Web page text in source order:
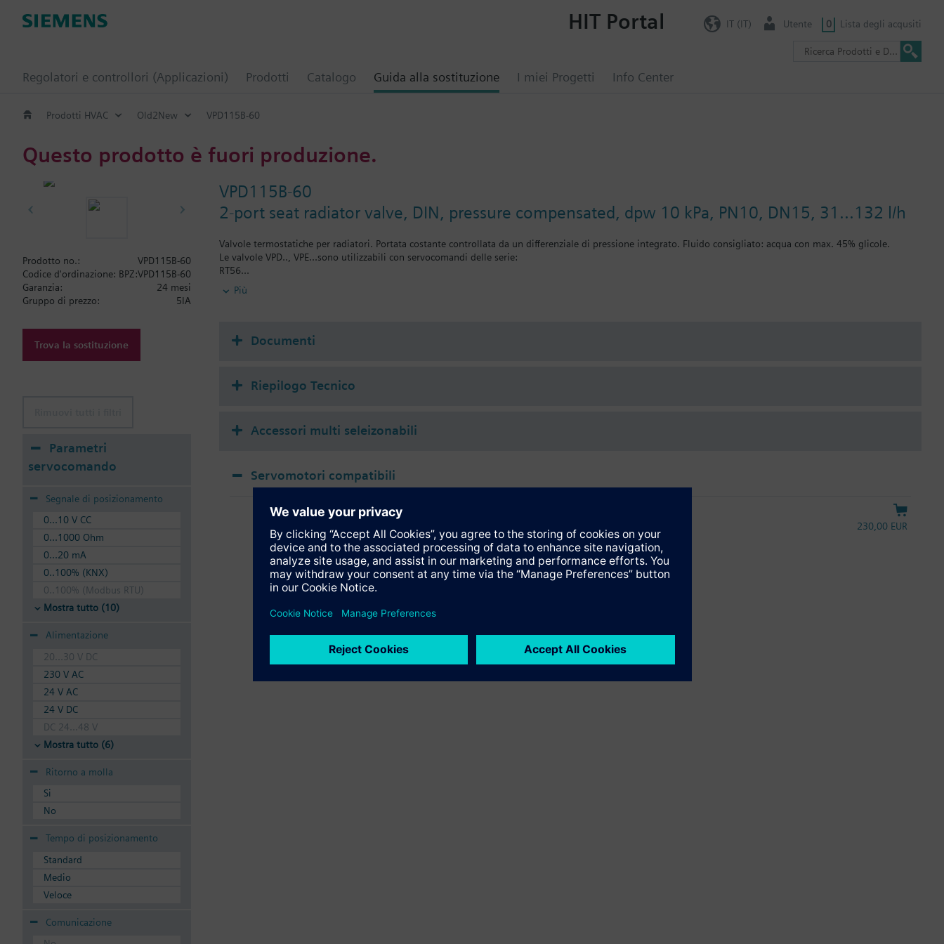
Regolatori e controllori (Applicazioni) Prodotti Catalogo Guida alla sostituzione I miei Progetti Info Center
HIT Portal IT (IT) Utente 0 Lista degli acqusiti
Prodotti HVAC Old2New VPD115B-60
Questo prodotto è fuori produzione.
VPD115B-60
2-port seat radiator valve, DIN, pressure compensated, dpw 10 kPa, PN10, DN15, 31...132 l/h
Valvole termostatiche per radiatori. Portata costante controllata da un differenziale di pressione integrato. Fluido consigliato: acqua con max. 45% glicole.
Le valvole VPD.., VPE...sono utilizzabili con servocomandi delle serie:
RT56...
RT76...
RT86...
SSA...
Informazioni aggiuntive
Suitable media: Water (to VDI 2035), water with anti-freeze.
Più
Prodotto no.:
VPD115B-60
Codice d'ordinazione: BPZ:VPD115B-60
Garanzia:
24 mesi
Gruppo di prezzo:
5IA
Trova la sostituzione
Parametri
servocomando
Segnale di posizionamento
0...10 V CC
0...1000 Ohm
0...20 mA
0..100% (KNX)
0..100% (Modbus RTU)
Mostra tutto (10)
Alimentazione
20...30 V DC
230 V AC
24 V AC
24 V DC
DC 24...48 V
Mostra tutto (6)
Ritorno a molla
Si
No
Tempo di posizionamento
Standard
Medio
Veloce
Comunicazione
Documenti
Riepilogo Tecnico
Accessori multi seleizonabili
Servomotori compatibili
SSA118.09HKN
SSA118.09HKN Motore KNX
230,00 EUR